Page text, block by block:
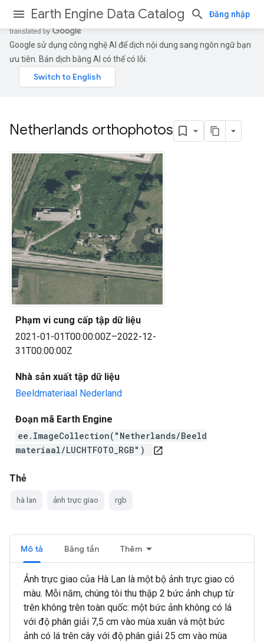
Earth Engine Data Catalog Đăng nhập
Google sử dụng công nghệ AI để dịch nội dung sang ngôn ngữ bạn
ưu tiên. Bản dịch bằng AI có thể có lỗi.
Netherlands orthophotos
Phạm vi cung cấp tập dữ liệu
2021-01-01T00:00:00Z–2022-12-
31T00:00:00Z
Nhà sản xuất tập dữ liệu
Beeldmateriaal Nederland
Đoạn mã Earth Engine
ee.ImageCollection("Netherlands/Beeld
materiaal/LUCHTFOTO_RGB")
open_in_new
Thẻ
hà lan ảnh trực giao rgb
Mô tả Băng tần Thêm
Ảnh trực giao của Hà Lan là một bộ ảnh trực giao có
màu. Mỗi năm, chúng tôi thu thập 2 bức ảnh chụp từ
trên không trên toàn quốc: một bức ảnh không có lá
với độ phân giải 7,5 cm vào mùa xuân và một bức
ảnh có lá trên cây với độ phân giải 25 cm vào mùa